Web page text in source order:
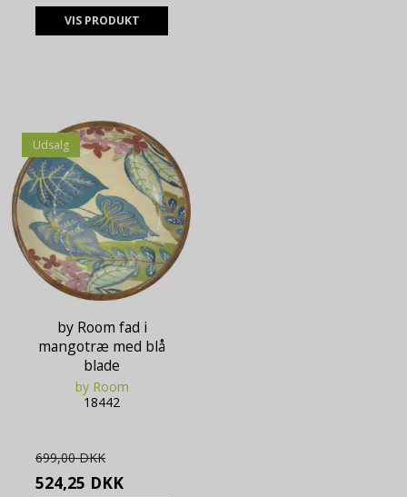
VIS PRODUKT
Udsalg
by Room fad i
mangotræ med blå
blade
by Room
18442
699,00 DKK
524,25 DKK